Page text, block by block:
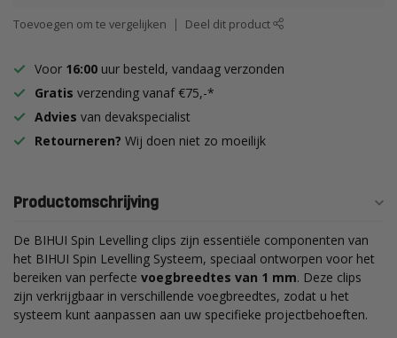
Toevoegen om te vergelijken Deel dit product
Voor 16:00 uur besteld, vandaag verzonden
Gratis verzending vanaf €75,-*
Advies van devakspecialist
Retourneren? Wij doen niet zo moeilijk
Productomschrijving
De BIHUI Spin Levelling clips zijn essentiële componenten van
het BIHUI Spin Levelling Systeem, speciaal ontworpen voor het
bereiken van perfecte voegbreedtes van 1 mm. Deze clips
zijn verkrijgbaar in verschillende voegbreedtes, zodat u het
systeem kunt aanpassen aan uw specifieke projectbehoeften.